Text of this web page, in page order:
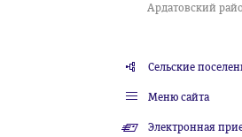
Ардатовский
Сельские
Меню сайта
Электронная